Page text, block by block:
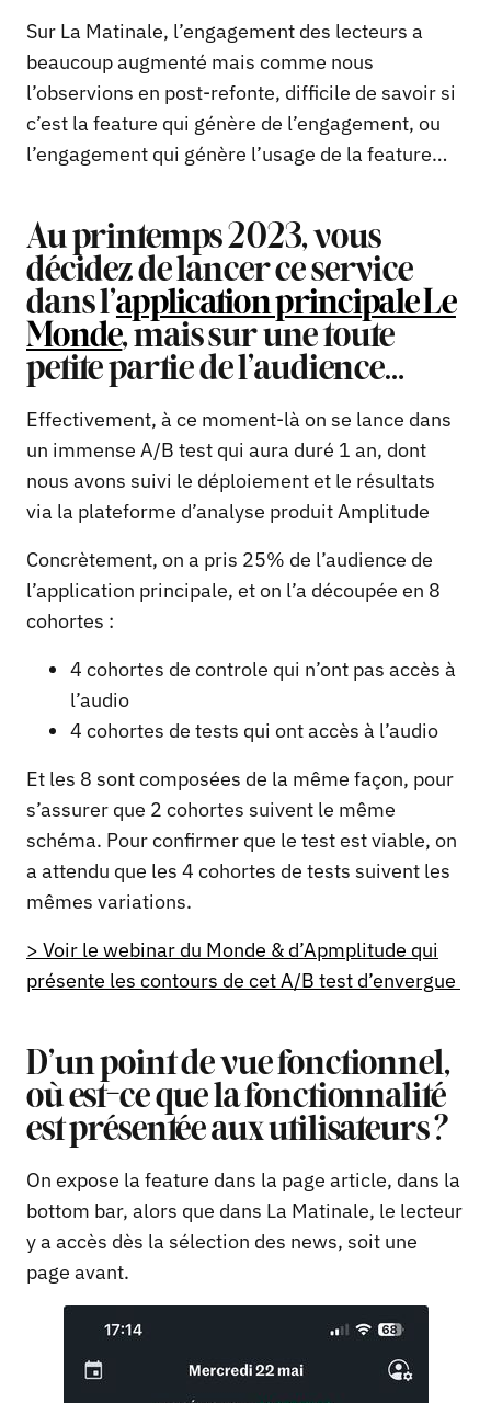
Sur La Matinale, l’engagement des lecteurs a
beaucoup augmenté mais comme nous
l’observions en post-refonte, difficile de savoir si
c’est la feature qui génère de l’engagement, ou
l’engagement qui génère l’usage de la feature…
Au printemps 2023, vous
décidez de lancer ce service
dans l’application principale Le
Monde, mais sur une toute
petite partie de l’audience…
Effectivement, à ce moment-là on se lance dans
un immense A/B test qui aura duré 1 an, dont
nous avons suivi le déploiement et le résultats
via la plateforme d’analyse produit Amplitude
Concrètement, on a pris 25% de l’audience de
l’application principale, et on l’a découpée en 8
cohortes :
4 cohortes de controle qui n’ont pas accès à
l’audio
4 cohortes de tests qui ont accès à l’audio
Et les 8 sont composées de la même façon, pour
s’assurer que 2 cohortes suivent le même
schéma. Pour confirmer que le test est viable, on
a attendu que les 4 cohortes de tests suivent les
mêmes variations.
> Voir le webinar du Monde & d’Apmplitude qui
présente les contours de cet A/B test d’envergue
D’un point de vue fonctionnel,
où est-ce que la fonctionnalité
est présentée aux utilisateurs ?
On expose la feature dans la page article, dans la
bottom bar, alors que dans La Matinale, le lecteur
y a accès dès la sélection des news, soit une
page avant.